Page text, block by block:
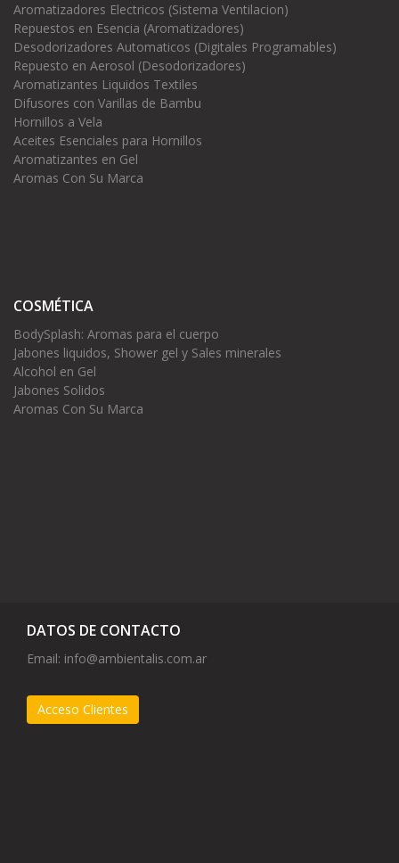
Aromatizadores Electricos (Sistema Ventilacion)
Repuestos en Esencia (Aromatizadores)
Desodorizadores Automaticos (Digitales Programables)
Repuesto en Aerosol (Desodorizadores)
Aromatizantes Liquidos Textiles
Difusores con Varillas de Bambu
Hornillos a Vela
Aceites Esenciales para Hornillos
Aromatizantes en Gel
Aromas Con Su Marca
COSMÉTICA
BodySplash: Aromas para el cuerpo
Jabones liquidos, Shower gel y Sales minerales
Alcohol en Gel
Jabones Solidos
Aromas Con Su Marca
DATOS DE CONTACTO
Email: info@ambientalis.com.ar
Acceso Clientes